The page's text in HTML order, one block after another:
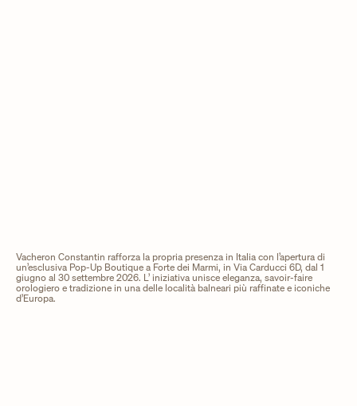
Vacheron Constantin rafforza la propria presenza in Italia con l’apertura di
un’esclusiva Pop-Up Boutique a Forte dei Marmi, in Via Carducci 6D, dal 1
giugno al 30 settembre 2026. L’ iniziativa unisce eleganza, savoir-faire
orologiero e tradizione in una delle località balneari più raffinate e iconiche
d’Europa.